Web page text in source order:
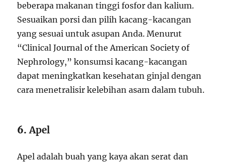
beberapa makanan tinggi fosfor dan kalium.
Sesuaikan porsi dan pilih kacang-kacangan
yang sesuai untuk asupan Anda. Menurut
“Clinical Journal of the American Society of
Nephrology,” konsumsi kacang-kacangan
dapat meningkatkan kesehatan ginjal dengan
cara menetralisir kelebihan asam dalam tubuh.
6.Apel
Apel adalah buah yang kaya akan serat dan